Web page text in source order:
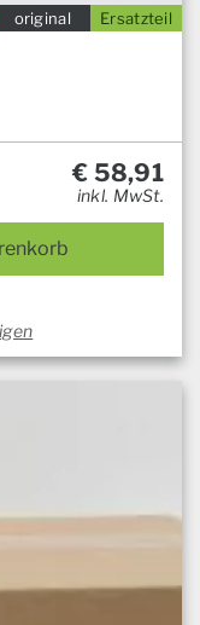
Ersatzteil
original
€ 58,91
inkl. MwSt.